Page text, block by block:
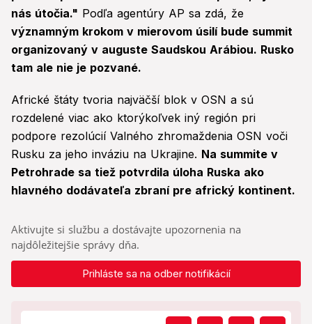
nás útočia." Podľa agentúry AP sa zdá, že
významným krokom v mierovom úsilí bude summit
organizovaný v auguste Saudskou Arábiou. Rusko
tam ale nie je pozvané.
Africké štáty tvoria najväčší blok v OSN a sú
rozdelené viac ako ktorýkoľvek iný región pri
podpore rezolúcií Valného zhromaždenia OSN voči
Rusku za jeho inváziu na Ukrajine. Na summite v
Petrohrade sa tiež potvrdila úloha Ruska ako
hlavného dodávateľa zbraní pre africký kontinent.
Aktivujte si službu a dostávajte upozornenia na
najdôležitejšie správy dňa.
Prihláste sa na odber notifikácií